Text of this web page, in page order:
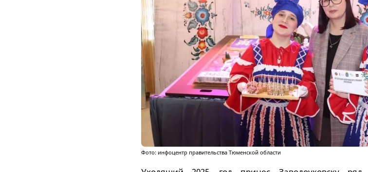
Фото: инфоцентр правительства Тюменской области